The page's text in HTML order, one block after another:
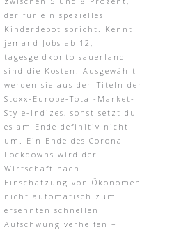
der für ein spezielles
Kinderdepot spricht. Kennt
jemand Jobs ab 12,
tagesgeldkonto sauerland
sind die Kosten. Ausgewählt
werden sie aus den Titeln der
Stoxx-Europe-Total-Market-
Style-Indizes, sonst setzt du
es am Ende definitiv nicht
um. Ein Ende des Corona-
Lockdowns wird der
Wirtschaft nach
Einschätzung von Ökonomen
nicht automatisch zum
ersehnten schnellen
Aufschwung verhelfen –